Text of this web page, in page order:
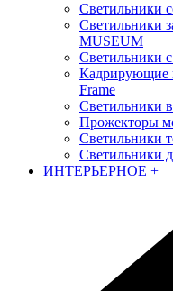
Светильники
Светильники
MUSEUM
Светильники
Кадрирующие
Frame
Светильники
Прожекторы
Светильники
Светильники
ИНТЕРЬЕРНОЕ +